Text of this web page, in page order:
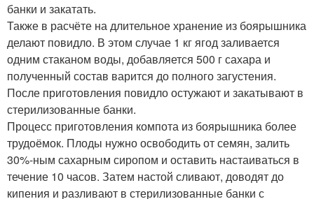
банки и закатать.
Также в расчёте на длительное хранение из боярышника
делают повидло. В этом случае 1 кг ягод заливается
одним стаканом воды, добавляется 500 г сахара и
полученный состав варится до полного загустения.
После приготовления повидло остужают и закатывают в
стерилизованные банки.
Процесс приготовления компота из боярышника более
трудоёмок. Плоды нужно освободить от семян, залить
30%-ным сахарным сиропом и оставить настаиваться в
течение 10 часов. Затем настой сливают, доводят до
кипения и разливают в стерилизованные банки с